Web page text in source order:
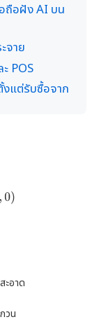
ถือฝัง AI บน
จาย
POS
แต่รับซื้อจาก
สะอาด
กวน